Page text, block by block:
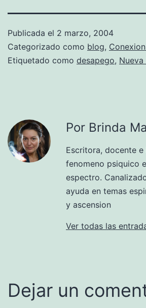
Publicada el 2 marzo, 2004
Categorizado como blog,
Etiquetado como desapego, Nueva
Por Brinda
Escritora, docente
fenomeno psiquico
espectro.
ayuda en temas
y ascension
Ver todas las
Dejar un